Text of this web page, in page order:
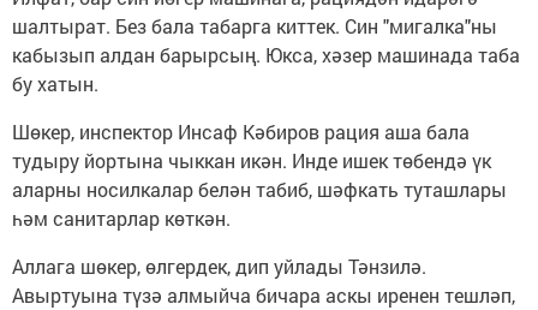
шалтырат. Без бала табарга киттек. Син "мигалка"ны
кабызып алдан барырсың. Юкса, хәзер машинада таба
бу хатын.
Шөкер, инспектор Инсаф Кәбиров рация аша бала
тудыру йортына чыккан икән. Инде ишек төбендә үк
аларны носилкалар белән табиб, шәфкать туташлары
һәм санитарлар көткән.
Аллага шөкер, өлгердек, дип уйлады Тәнзилә.
Авыртуына түзә алмыйча бичара аскы иренен тешләп,